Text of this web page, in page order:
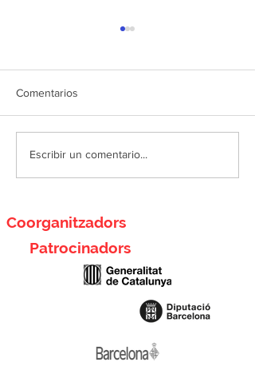
Comentarios
Escribir un comentario...
Coorganitzadors
Patrocinadors